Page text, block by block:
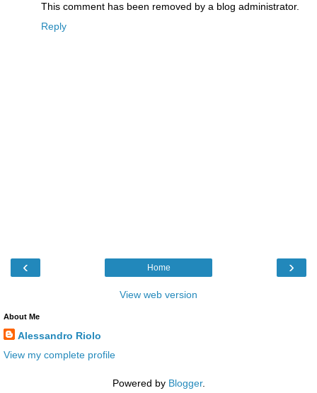
This comment has been removed by a blog administrator.
Reply
‹ ›
Home
View web version
About Me
Alessandro Riolo
View my complete profile
Powered by Blogger.